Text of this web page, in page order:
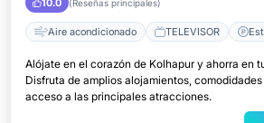
10.0 (Reseñas principales)
Aire acondicionado TELEVISOR
Alójate en el corazón de Kolhapur y ahorra en
Disfruta de amplios alojamientos,
acceso a las principales atracciones.